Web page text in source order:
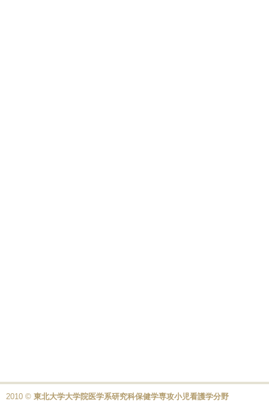
2010 © 東北大学大学院医学系研究科保健学専攻小児看護学分野